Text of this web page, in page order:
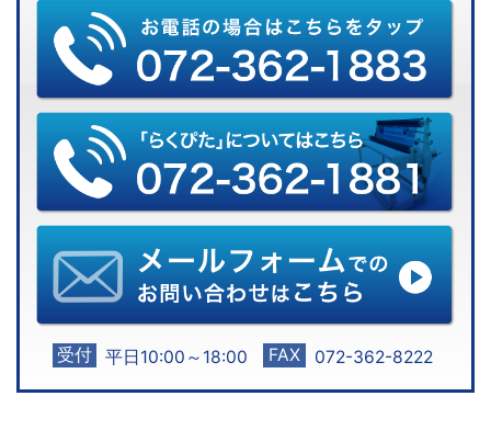
受付 平日10:00～18:00 FAX 072-362-8222